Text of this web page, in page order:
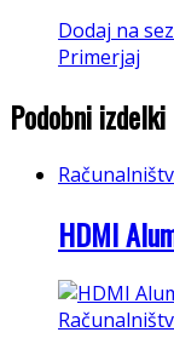
Dodaj na
Primerjaj
Podobni izdelki
HDMI